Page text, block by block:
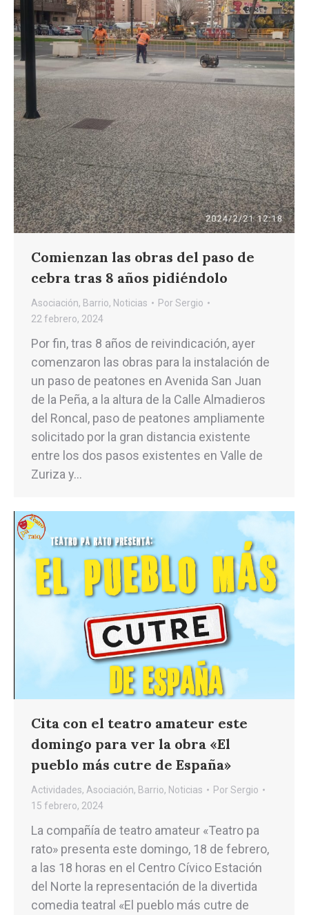
Comienzan las obras del paso de
cebra tras 8 años pidiéndolo
Asociación, Barrio, Noticias PorSergio
22 febrero, 2024
Por fin, tras 8 años de reivindicación, ayer
comenzaron las obras para la instalación de
un paso de peatones en Avenida San Juan
de la Peña, a la altura de la Calle Almadieros
del Roncal, paso de peatones ampliamente
solicitado por la gran distancia existente
entre los dos pasos existentes en Valle de
Zuriza y…
Cita con el teatro amateur este
domingo para ver la obra «El
pueblo más cutre de España»
Actividades, Asociación, Barrio, Noticias PorSergio
15 febrero, 2024
La compañía de teatro amateur «Teatro pa
rato» presenta este domingo, 18 de febrero,
a las 18 horas en el Centro Cívico Estación
del Norte la representación de la divertida
comedia teatral «El pueblo más cutre de